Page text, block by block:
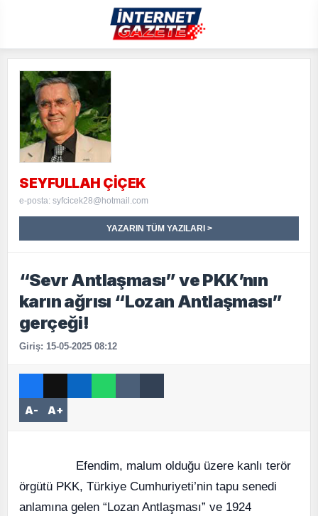
SEYFULLAH ÇİÇEK
e-posta: syfcicek28@hotmail.com
YAZARIN TÜM YAZILARI >
“Sevr Antlaşması” ve PKK’nın
karın ağrısı “Lozan Antlaşması”
gerçeği!
Giriş: 15-05-2025 08:12
A- A+
Efendim, malum olduğu üzere kanlı terör
örgütü PKK, Türkiye Cumhuriyeti’nin tapu senedi
anlamına gelen “Lozan Antlaşması” ve 1924